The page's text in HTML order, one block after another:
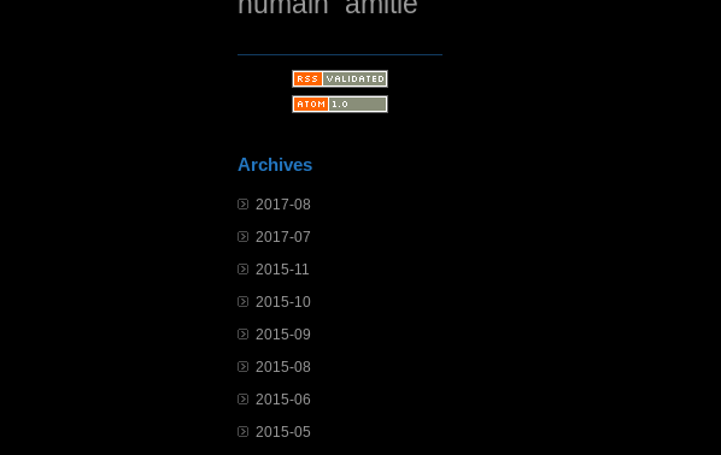
Archives
2017-08
2017-07
2015-11
2015-10
2015-09
2015-08
2015-06
2015-05